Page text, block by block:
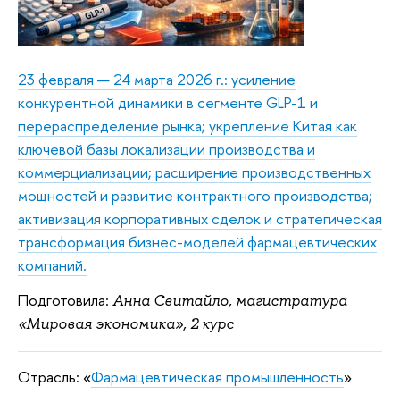
23 февраля — 24 марта 2026 г.: усиление
конкурентной динамики в сегменте GLP-1 и
перераспределение рынка; укрепление Китая как
ключевой базы локализации производства и
коммерциализации; расширение производственных
мощностей и развитие контрактного производства;
активизация корпоративных сделок и стратегическая
трансформация бизнес-моделей фармацевтических
компаний.
Подготовила: Анна Свитайло, магистратура
«Мировая экономика», 2 курс
Отрасль: «Фармацевтическая промышленность»